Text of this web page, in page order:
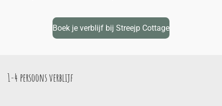
Boek je verblijf bij Streejp Cottage
1-4 persoons verblijf